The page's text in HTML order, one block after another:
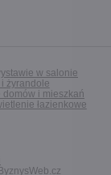
w salonie
żyrandole
i mieszkań
łazienkowe